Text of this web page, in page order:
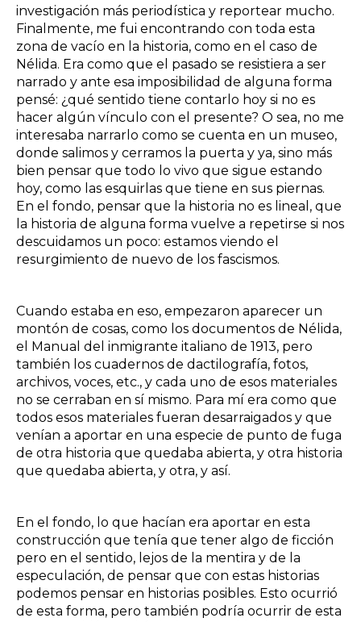
investigación más periodística y reportear mucho.
Finalmente, me fui encontrando con toda esta
zona de vacío en la historia, como en el caso de
Nélida. Era como que el pasado se resistiera a ser
narrado y ante esa imposibilidad de alguna forma
pensé: ¿qué sentido tiene contarlo hoy si no es
hacer algún vínculo con el presente? O sea, no me
interesaba narrarlo como se cuenta en un museo,
donde salimos y cerramos la puerta y ya, sino más
bien pensar que todo lo vivo que sigue estando
hoy, como las esquirlas que tiene en sus piernas.
En el fondo, pensar que la historia no es lineal, que
la historia de alguna forma vuelve a repetirse si nos
descuidamos un poco: estamos viendo el
resurgimiento de nuevo de los fascismos.
Cuando estaba en eso, empezaron aparecer un
montón de cosas, como los documentos de Nélida,
el Manual del inmigrante italiano de 1913, pero
también los cuadernos de dactilografía, fotos,
archivos, voces, etc., y cada uno de esos materiales
no se cerraban en sí mismo. Para mí era como que
todos esos materiales fueran desarraigados y que
venían a aportar en una especie de punto de fuga
de otra historia que quedaba abierta, y otra historia
que quedaba abierta, y otra, y así.
En el fondo, lo que hacían era aportar en esta
construcción que tenía que tener algo de ficción
pero en el sentido, lejos de la mentira y de la
especulación, de pensar que con estas historias
podemos pensar en historias posibles. Esto ocurrió
de esta forma, pero también podría ocurrir de esta